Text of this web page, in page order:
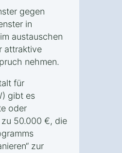
gegen
in
austauschen
attraktive
nehmen.
für
gibt es
oder
50.000 €, die
zur